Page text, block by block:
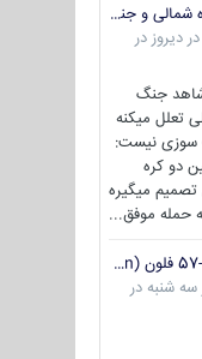
تحلیل و پیگیری تحولات کره شمالی و جنوبی
دیروز در
شاهد جنگ
تعلل میکنه
سوزی نیست:
دو کره
تصمیم میگیره
حمله موفق...
جنگنده برتری هوایی سوخو-57 فلون (Su-57/Felon)
سه شنبه در
...